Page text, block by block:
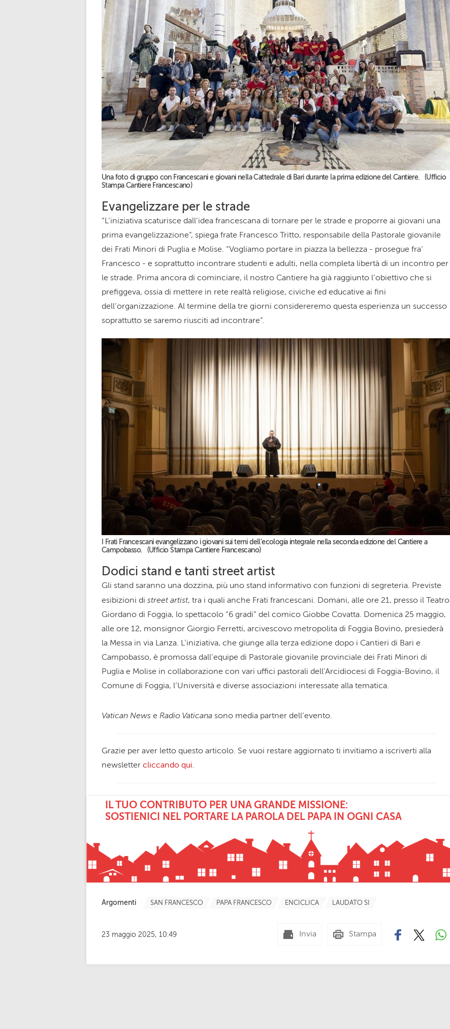
Una foto di gruppo con Francescani e giovani nella Cattedrale di Bari durante la prima edizione del Cantiere. (Ufficio
Stampa Cantiere Francescano)
Evangelizzare per le strade
“L’iniziativa scaturisce dall’idea francescana di tornare per le strade e proporre ai giovani una
prima evangelizzazione”, spiega frate Francesco Tritto, responsabile della Pastorale giovanile
dei Frati Minori di Puglia e Molise. “Vogliamo portare in piazza la bellezza - prosegue fra’
Francesco - e soprattutto incontrare studenti e adulti, nella completa libertà di un incontro per
le strade. Prima ancora di cominciare, il nostro Cantiere ha già raggiunto l’obiettivo che si
prefiggeva, ossia di mettere in rete realtà religiose, civiche ed educative ai fini
dell’organizzazione. Al termine della tre giorni considereremo questa esperienza un successo
soprattutto se saremo riusciti ad incontrare”.
I Frati Francescani evangelizzano i giovani sui temi dell'ecologia integrale nella seconda edizione del Cantiere a
Campobasso. (Ufficio Stampa Cantiere Francescano)
Dodici stand e tanti street artist
Gli stand saranno una dozzina, più uno stand informativo con funzioni di segreteria. Previste
esibizioni di street artist, tra i quali anche Frati francescani. Domani, alle ore 21, presso il Teatro
Giordano di Foggia, lo spettacolo “6 gradi” del comico Giobbe Covatta. Domenica 25 maggio,
alle ore 12, monsignor Giorgio Ferretti, arcivescovo metropolita di Foggia Bovino, presiederà
la Messa in via Lanza. L’iniziativa, che giunge alla terza edizione dopo i Cantieri di Bari e
Campobasso, è promossa dall’equipe di Pastorale giovanile provinciale dei Frati Minori di
Puglia e Molise in collaborazione con vari uffici pastorali dell’Arcidiocesi di Foggia-Bovino, il
Comune di Foggia, l’Università e diverse associazioni interessate alla tematica.
Vatican News e Radio Vaticana sono media partner dell’evento.
Grazie per aver letto questo articolo. Se vuoi restare aggiornato ti invitiamo a iscriverti alla
newsletter cliccando qui.
IL TUO CONTRIBUTO PER UNA GRANDE MISSIONE:
SOSTIENICI NEL PORTARE LA PAROLA DEL PAPA IN OGNI CASA
Argomenti SAN FRANCESCO PAPA FRANCESCO ENCICLICA LAUDATO SI
23 maggio 2025, 10:49 Invia Stampa